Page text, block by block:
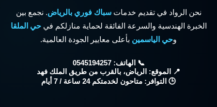
نحن الرواد في تقديم خدماتسباك فوري بالرياض. نجمع بين
الخبرة الهندسية والسرعة الفائقة لحماية منازلكم فيحي الملقا
وحي الياسمين بأعلى معايير الجودة العالمية.
📞 الهاتف: 0545194257
📍 الموقع: الرياض، بالقرب من طريق الملك فهد
🕒 التوافر: متاحون لخدمتكم 24 ساعة / 7 أيام